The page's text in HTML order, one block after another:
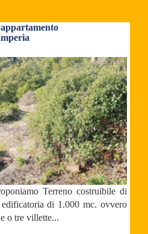
Terreno costruibile di
di 1.000 mc. ovvero
o tre villette...